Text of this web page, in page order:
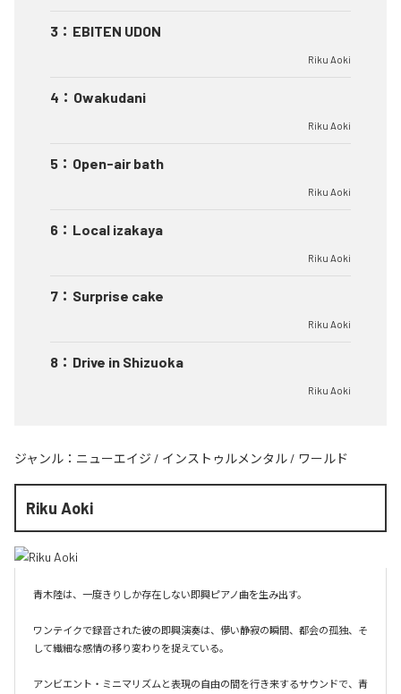
3 ： EBITEN UDON
Riku Aoki
4 ： Owakudani
Riku Aoki
5 ： Open-air bath
Riku Aoki
6 ： Local izakaya
Riku Aoki
7 ： Surprise cake
Riku Aoki
8 ： Drive in Shizuoka
Riku Aoki
ジャンル： ニューエイジ / インストゥルメンタル / ワールド
Riku Aoki
青木陸は、一度きりしか存在しない即興ピアノ曲を生み出す。
ワンテイクで録音された彼の即興演奏は、儚い静寂の瞬間、都会の孤独、そ
して繊細な感情の移り変わりを捉えている。
アンビエント・ミニマリズムと表現の自由の間を行き来するサウンドで、青